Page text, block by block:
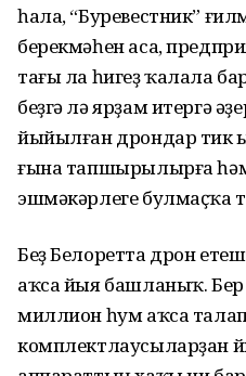
һала, “Буревестник”
берекмәһен аса,
тағы ла һигеҙ ҡалала
беҙгә лә ярҙам итергә
йыйылған дрондар тик
ғына тапшырылырға
эшмәкәрлеге булмаҫҡа
Беҙ Белоретта дрон
аҡса йыя башланыҡ.
миллион һум аҡса
комплектлаусыларҙан